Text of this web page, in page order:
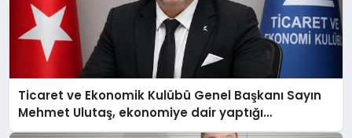
Ticaret ve Ekonomik Kulübü Genel Başkanı Sayın
Mehmet Ulutaş, ekonomiye dair yaptığı
açıklamada şunları kaydetti: